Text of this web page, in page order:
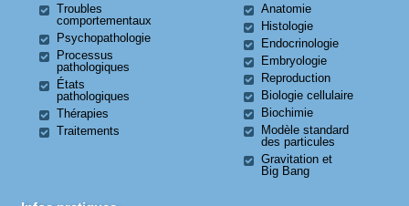
Troubles
comportementaux
Psychopathologie
Processus
pathologiques
États
pathologiques
Thérapies
Traitements
Anatomie
Histologie
Endocrinologie
Embryologie
Reproduction
Biologie cellulaire
Biochimie
Modèle standard
des particules
Gravitation et
Big Bang